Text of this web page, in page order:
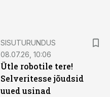
SISUTURUNDUS
08.07.26, 10:06
Ütle robotile tere!
Selveritesse jõudsid
uued usinad